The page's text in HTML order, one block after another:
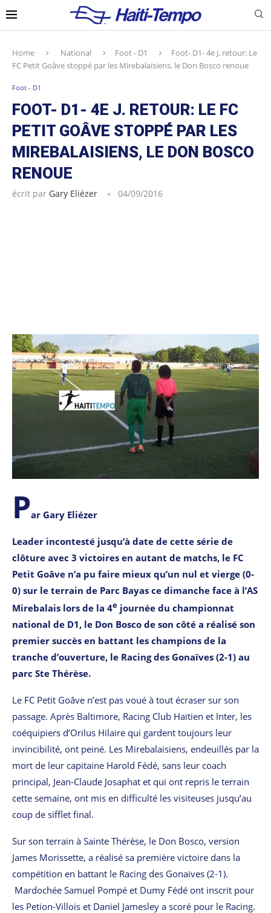
Home National Foot - D1
Foot- D1- 4e J. retour: Le
FC Petit Goâve stoppé par les Mirebalaisiens, le Don Bosco renoue
Foot - D1
FOOT- D1- 4E J. RETOUR: LE FC
PETIT GOÂVE STOPPÉ PAR LES
MIREBALAISIENS, LE DON BOSCO
RENOUE
écrit par Gary Eliézer 04/09/2016
Par Gary Eliézer
Leader incontesté jusqu’à date de cette série de
clôture avec 3 victoires en autant de matchs, le FC
Petit Goâve n’a pu faire mieux qu’un nul et vierge (0-
0) sur le terrain de Parc Bayas ce dimanche face à l’AS
Mirebalais lors de la 4e journée du championnat
national de D1, le Don Bosco de son côté a réalisé son
premier succès en battant les champions de la
tranche d’ouverture, le Racing des Gonaïves (2-1) au
parc Ste Thérèse.
Le FC Petit Goâve n’est pas voué à tout écraser sur son
passage. Après Baltimore, Racing Club Haïtien et Inter, les
coéquipiers d’Orilus Hilaire qui gardent toujours leur
invincibilité, ont peiné. Les Mirebalaisiens, endeuillés par la
mort de leur capitaine Harold Fédé, sans leur coach
principal, Jean-Claude Josaphat et qui ont repris le terrain
cette semaine, ont mis en difficulté les visiteuses jusqu’au
coup de sifflet final.
Sur son terrain à Sainte Thérèse, le Don Bosco, version
James Morissette, a réalisé sa première victoire dans la
compétition en battant le Racing des Gonaïves (2-1).
Mardochée Samuel Pompé et Dumy Fédé ont inscrit pour
les Petion-Villois et Daniel Jamesley a scoré pour le Racing.